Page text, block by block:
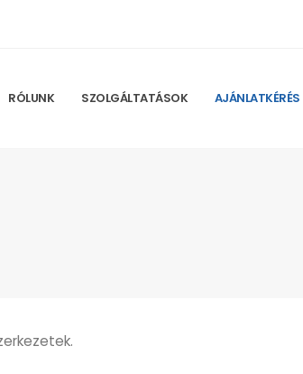
RÓLUNK SZOLGÁLTATÁSOK AJÁNLATKÉRÉS